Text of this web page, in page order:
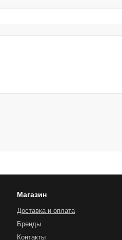
Магазин
Доставка и оплата
Бренды
Контакты